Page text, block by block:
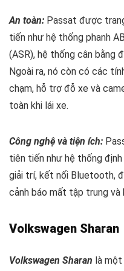
An toàn: Passat được
tiến như hệ thống phanh
(ASR), hệ thống cân bằng
Ngoài ra, nó còn có các
chạm, hỗ trợ đỗ xe và
toàn khi lái xe.
Công nghệ và tiện ích:
tiên tiến như hệ thống
giải trí, kết nối Bluetooth,
cảnh báo mất tập trung và
Volkswagen Sharan
Volkswagen Sharan là